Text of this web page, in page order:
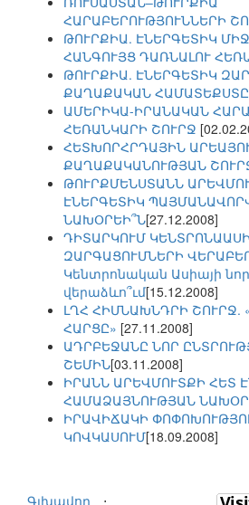
ՀԱՐԱԲԵՐՈՒԹՅՈՒՆՆԵՐԻ
ԹՈՒՐՔԻԱ. ԷՆԵՐԳԵՏԻԿ
ՀԱՆԳՈՒՅՑ ԴԱՌՆԱԼՈՒ
ԹՈՒՐՔԻԱ. ԷՆԵՐԳԵՏԻԿ
ՔԱՂԱՔԱԿԱՆ ՀԱՄԱՏԵՔՍՏԸ
ԱՄԵՐԻԿԱ-ԻՐԱՆԱԿԱՆ
ՀԵՌԱՆԿԱՐԻ ՇՈՒՐՋ
ՀԵՏԽՈՐՀՐԴԱՅԻՆ
ՔԱՂԱՔԱԿԱՆՈՒԹՅԱՆ
ԹՈՒՐՔՄԵՆՍՏԱՆՆ
ԷՆԵՐԳԵՏԻԿ
ՆԱԽՕՐԵԻ՞Ն[27.12.2008]
ԴԻՏԱՐԿՈՒՄ
ԶԱՐԳԱՑՈՒՄՆԵՐԻ
Կենտրոնական Ասիայի նոր
վերաձևո՞ւմ[15.12.2008]
ԼՂՀ ՀԻՄՆԱԽՆԴՐԻ ՇՈՒՐՋ.
ՀԱՐՑԸ» [27.11.2008]
ԱԴՐԲԵՋԱՆԸ ՆՈՐ
ՇԵՄԻՆ[03.11.2008]
ԻՐԱՆՆ ԱՐԵՎՄՈՒՏՔԻ ՀԵՏ
ՀԱՄԱՁԱՅՆՈՒԹՅԱՆ
ԻՐԱՎԻՃԱԿԻ
ԿՈՎԿԱՍՈՒՄ[18.09.2008]
Գլխավոր
⋅